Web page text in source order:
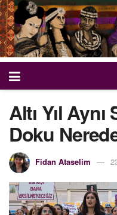
Altı Yıl
Doku
Fidan Ataselim